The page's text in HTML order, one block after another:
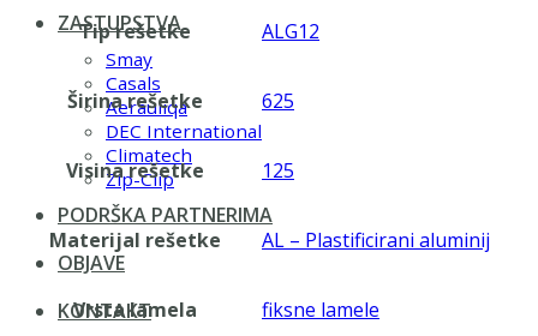
ZASTUPSTVA
Smay
Casals
Aerauliqa
DEC International
Climatech
Zip-Clip
PODRŠKA PARTNERIMA
OBJAVE
KONTAKT
Tip rešetke ALG12
Širina rešetke 625
Visina rešetke 125
Materijal rešetke AL – Plastificirani aluminij
Vrsta lamela fiksne lamele